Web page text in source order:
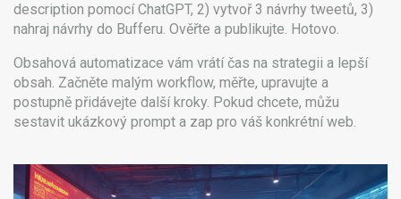
description pomocí ChatGPT, 2) vytvoř 3 návrhy tweetů, 3)
nahraj návrhy do Bufferu. Ověřte a publikujte. Hotovo.
Obsahová automatizace vám vrátí čas na strategii a lepší
obsah. Začněte malým workflow, měřte, upravujte a
postupně přidávejte další kroky. Pokud chcete, můžu
sestavit ukázkový prompt a zap pro váš konkrétní web.